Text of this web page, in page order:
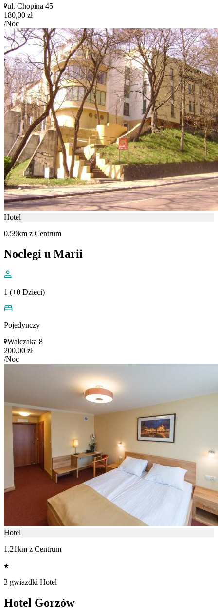
ul. Chopina 45
180,00 zł
/Noc
Hotel
0.59km z Centrum
Noclegi u Marii
1 (+0 Dzieci)
Pojedynczy
Walczaka 8
200,00 zł
/Noc
Hotel
1.21km z Centrum
3 gwiazdki Hotel
Hotel Gorzów